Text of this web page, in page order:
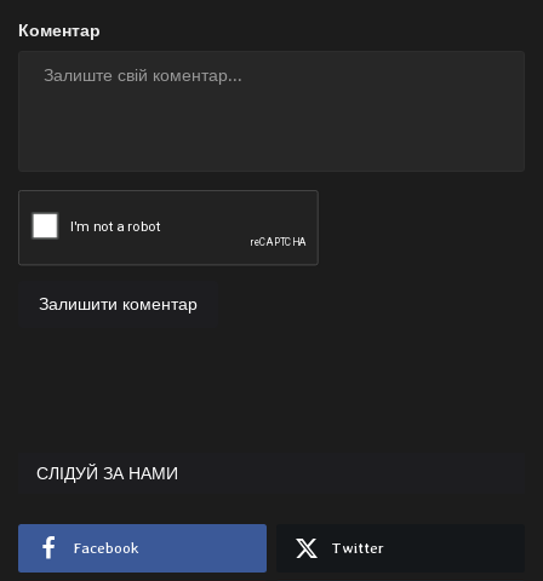
Коментар
Залишити коментар
СЛІДУЙ ЗА НАМИ
Facebook Twitter